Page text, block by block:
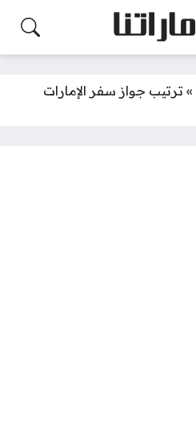
» ترتيب جواز سفر الإمارات